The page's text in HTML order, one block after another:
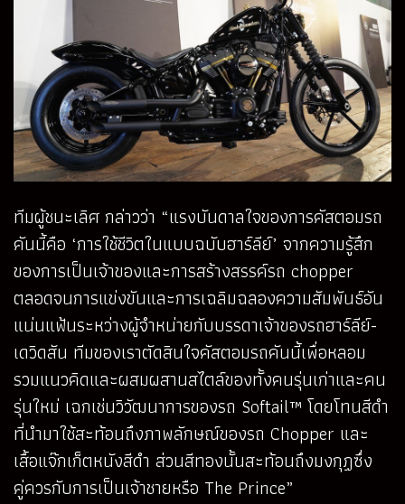
ทีมผู้ชนะเลิศ กล่าวว่า “แรงบันดาลใจของการคัสตอมรถ
คันนี้คือ ‘การใช้ชีวิตในแบบฉบับฮาร์ลีย์’ จากความรู้สึก
ของการเป็นเจ้าของและการสร้างสรรค์รถ chopper
ตลอดจนการแข่งขันและการเฉลิมฉลองความสัมพันธ์อัน
แน่นแฟ้นระหว่างผู้จำหน่ายกับบรรดาเจ้าของรถฮาร์ลีย์-
เดวิดสัน ทีมของเราตัดสินใจคัสตอมรถคันนี้เพื่อหลอม
รวมแนวคิดและผสมผสานสไตล์ของทั้งคนรุ่นเก่าและคน
รุ่นใหม่ เฉกเช่นวิวัฒนาการของรถ Softail™ โดยโทนสีดำ
ที่นำมาใช้สะท้อนถึงภาพลักษณ์ของรถ Chopper และ
เสื้อแจ๊กเก็ตหนังสีดำ ส่วนสีทองนั้นสะท้อนถึงมงกุฏซึ่ง
คู่ควรกับการเป็นเจ้าชายหรือ The Prince”